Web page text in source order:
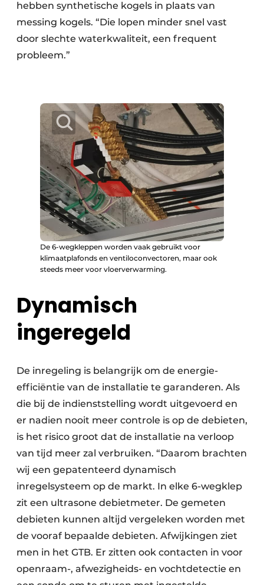
hebben synthetische kogels in plaats van
messing kogels. “Die lopen minder snel vast
door slechte waterkwaliteit, een frequent
probleem.”
De 6-wegkleppen worden vaak gebruikt voor
klimaatplafonds en ventiloconvectoren, maar ook
steeds meer voor vloerverwarming.
Dynamisch
ingeregeld
De inregeling is belangrijk om de energie-
efficiëntie van de installatie te garanderen. Als
die bij de indienststelling wordt uitgevoerd en
er nadien nooit meer controle is op de debieten,
is het risico groot dat de installatie na verloop
van tijd meer zal verbruiken. “Daarom brachten
wij een gepatenteerd dynamisch
inregelsysteem op de markt. In elke 6-wegklep
zit een ultrasone debietmeter. De gemeten
debieten kunnen altijd vergeleken worden met
de vooraf bepaalde debieten. Afwijkingen ziet
men in het GTB. Er zitten ook contacten in voor
openraam-, afwezigheids- en vochtdetectie en